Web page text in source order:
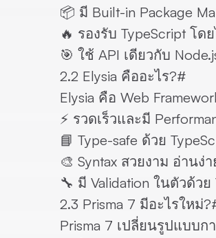
📦 มี Built-in Package
🔥 รองรับ TypeScript โด
🎯 ใช้ API เดียวกับ
2.2 Elysia คืออะไร?#
Elysia คือ Web
⚡ รวดเร็วและมี
📘 Type-safe ด้วย
🎨 Syntax สวยงาม อ่านง่า
🔧 มี Validation ในตัวด้วย
2.3 Prisma 7 มีอะไรใหม่?
Prisma 7 เปลี่ยนรูปแบบ